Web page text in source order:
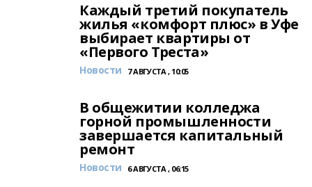
Каждый третий покупатель
жилья «комфорт плюс» в Уфе
выбирает квартиры от
«Первого Треста»
Новости 7 АВГУСТА , 10:05
В общежитии колледжа
горной промышленности
завершается капитальный
ремонт
Новости 6 АВГУСТА , 06:15